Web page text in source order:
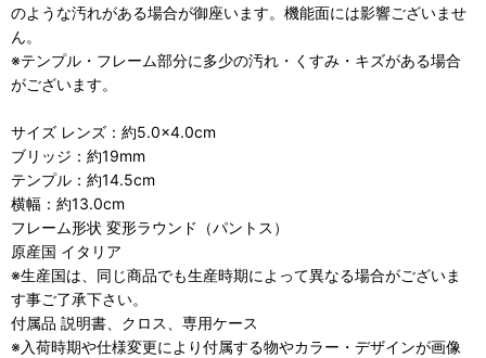
のような汚れがある場合が御座います。機能面には影響ございませ
ん。
※テンプル・フレーム部分に多少の汚れ・くすみ・キズがある場合
がございます。
サイズ レンズ：約5.0×4.0cm
ブリッジ：約19mm
テンプル：約14.5cm
横幅：約13.0cm
フレーム形状 変形ラウンド（パントス）
原産国 イタリア
※生産国は、同じ商品でも生産時期によって異なる場合がございま
す事ご了承下さい。
付属品 説明書、クロス、専用ケース
※入荷時期や仕様変更により付属する物やカラー・デザインが画像